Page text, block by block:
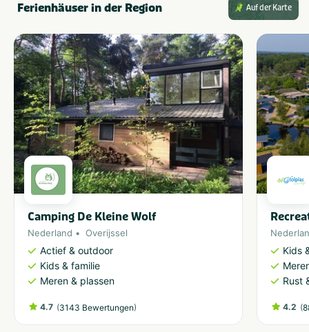
Ferienhäuser in der Region Auf der Karte
Camping De Kleine Wolf
Nederland Overijssel
Actief & outdoor
Kids & familie
Meren & plassen
4.7 (3143 Bewertungen)
Kids
Rust
4.2 (